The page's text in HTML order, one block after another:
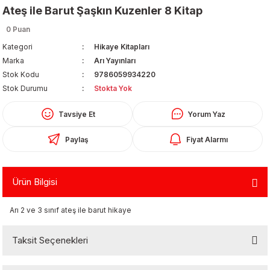
Ateş ile Barut Şaşkın Kuzenler 8 Kitap
0 Puan
Kategori
Hikaye Kitapları
Marka
Arı Yayınları
Stok Kodu
9786059934220
Stok Durumu
Stokta Yok
Tavsiye Et Yorum Yaz
Paylaş Fiyat Alarmı
Ürün Bilgisi
Arı 2 ve 3 sınıf ateş ile barut hikaye
Taksit Seçenekleri